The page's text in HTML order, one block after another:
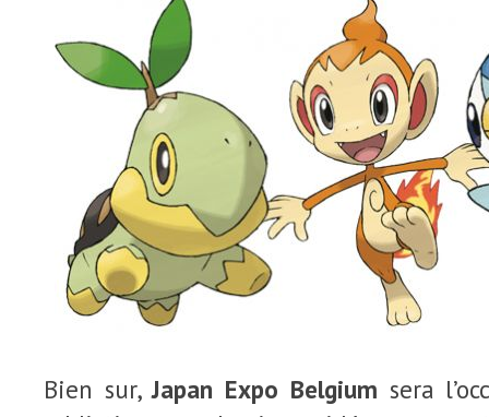
Bien sur,Japan Expo Belgium sera